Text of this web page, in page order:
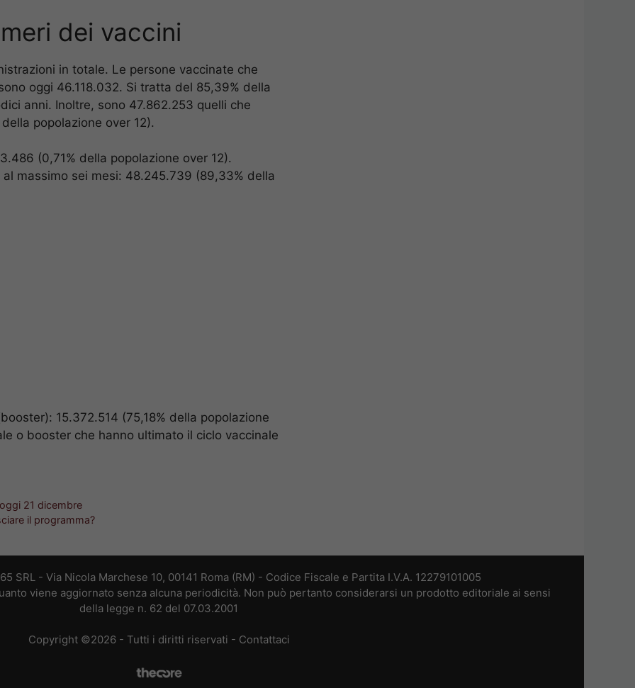
dei vaccini
in totale. Le persone vaccinate che
oggi 46.118.032. Si tratta del 85,39% della
anni. Inoltre, sono 47.862.253 quelli che
popolazione over 12).
(0,71% della popolazione over 12).
al massimo sei mesi: 48.245.739 (89,33% della
15.372.514 (75,18% della popolazione
o booster che hanno ultimato il ciclo vaccinale
21 dicembre
il programma?
SRL - Via Nicola Marchese 10, 00141 Roma (RM) - Codice Fiscale e Partita I.V.A. 12279101005
viene aggiornato senza alcuna periodicità. Non può pertanto considerarsi un prodotto editoriale ai sensi
della legge n. 62 del 07.03.2001
Copyright ©2026 - Tutti i diritti riservati - Contattaci